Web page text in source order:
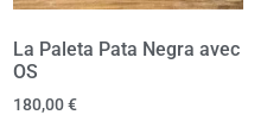
La Paleta Pata Negra avec
OS
180,00€